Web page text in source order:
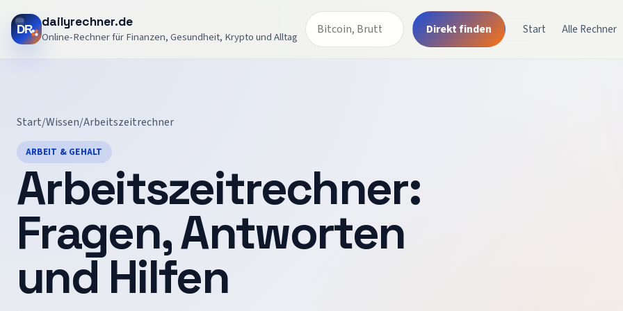
dailyrechner.de
Online-Rechner für Finanzen, Gesundheit, Krypto und Alltag
Direkt finden Start Alle Rechner
Start/Wissen/Arbeitszeitrechner
ARBEIT & GEHALT
Arbeitszeitrechner:
Fragen, Antworten
und Hilfen